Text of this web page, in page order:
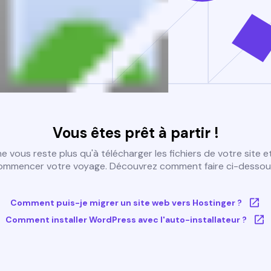
Vous êtes prêt à partir !
vous reste plus qu'à télécharger les fichiers de votre site
votre voyage. Découvrez comment faire ci-
Comment puis-je migrer un site web vers Hostinger ?
Comment installer WordPress avec l'auto-installateur ?